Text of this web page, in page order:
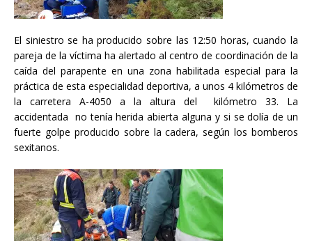
El siniestro se ha producido sobre las 12:50 horas, cuando la
pareja de la víctima ha alertado al centro de coordinación de la
caída del parapente en una zona habilitada especial para la
práctica de esta especialidad deportiva, a unos 4 kilómetros de
la carretera A-4050 a la altura del kilómetro 33. La
accidentada no tenía herida abierta alguna y si se dolía de un
fuerte golpe producido sobre la cadera, según los bomberos
sexitanos.